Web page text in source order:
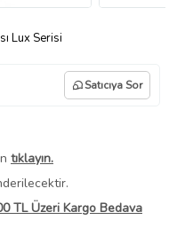
Lux Serisi
Satıcıya Sor
tıklayın.
TL Üzeri Kargo Bedava